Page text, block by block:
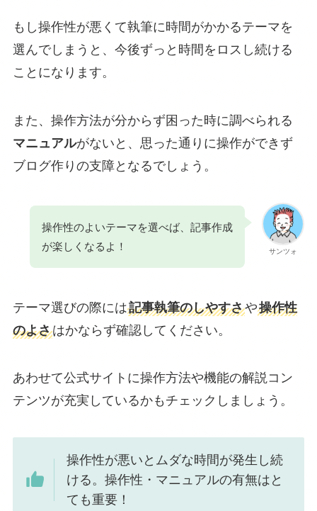
もし操作性が悪くて執筆に時間がかかるテーマを
選んでしまうと、今後ずっと時間をロスし続ける
ことになります。
また、操作方法が分からず困った時に調べられる
マニュアルがないと、思った通りに操作ができず
ブログ作りの支障となるでしょう。
サンツォ
操作性のよいテーマを選べば、記事作成
が楽しくなるよ！
テーマ選びの際には記事執筆のしやすさや操作性
のよさはかならず確認してください。
あわせて公式サイトに操作方法や機能の解説コン
テンツが充実しているかもチェックしましょう。
操作性が悪いとムダな時間が発生し続
ける。操作性・マニュアルの有無はと
ても重要！